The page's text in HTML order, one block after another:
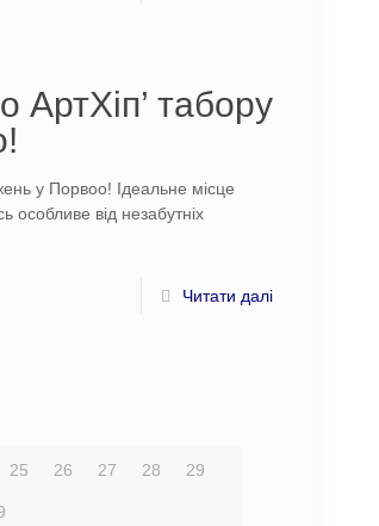
АртХіп’ табору
у Порвоо! Ідеальне місце
особливе від незабутніх
Читати далі
25 26 27 28 29